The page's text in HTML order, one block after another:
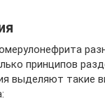
принципов
выделяют такие